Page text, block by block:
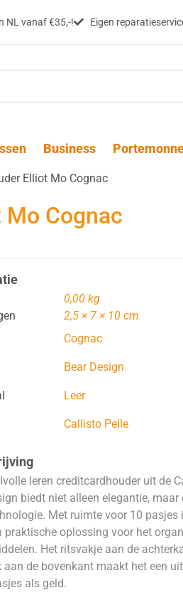
NL vanaf €35,-! Eigen
Business
Elliot Mo Cognac
Mo Cognac
0,00 kg
2,5 × 7 × 10 cm
Cognac
Bear Design
Leer
Callisto Pelle
leren creditcardhouder uit de
biedt niet alleen elegantie,
Met ruimte voor 10
praktische oplossing voor het
Het ritsvakje aan de
aan de bovenkant maakt het een
als geld.